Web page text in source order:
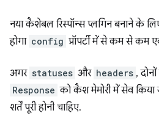
नया कैशेबल रिस्पॉन्स प्लगिन बनाने के
होगा config प्रॉपर्टी में से कम से कम
अगर statuses और headers ,
Response को कैश मेमोरी में सेव
शर्तें पूरी होनी चाहिए.